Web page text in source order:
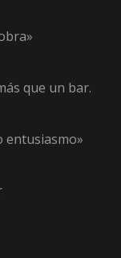
que un bar.
entusiasmo»